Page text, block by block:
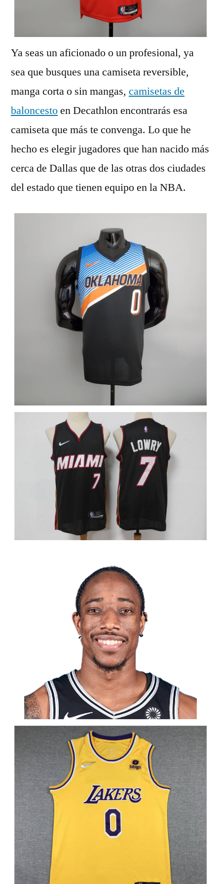
Ya seas un aficionado o un profesional, ya
sea que busques una camiseta reversible,
manga corta o sin mangas, camisetas de
baloncestoen Decathlon encontrarás esa
camiseta que más te convenga. Lo que he
hecho es elegir jugadores que han nacido más
cerca de Dallas que de las otras dos ciudades
del estado que tienen equipo en la NBA.